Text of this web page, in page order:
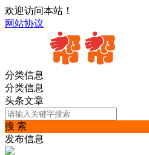
欢迎访问本站！
网站协议
分类信息
分类信息
头条文章
搜 索
发布信息